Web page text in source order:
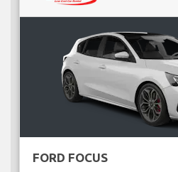
FORD FOCUS